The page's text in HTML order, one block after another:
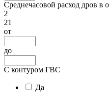
Среднечасовой расход дров в
2
21
от
до
С контуром ГВС
Да